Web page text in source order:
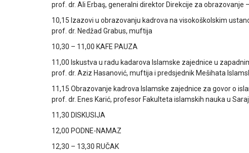
prof. dr. Ali Erbaş, generalni direktor Direkcije za obrazovanje
10,15 Izazovi u obrazovanju kadrova na visokoškolskim
prof. dr. Nedžad Grabus, muftija
10,30 – 11,00 KAFE PAUZA
11,00 Iskustva u radu kadarova Islamske zajednice u
prof. dr. Aziz Hasanović, muftija i predsjednik Mešihata
11,15 Obrazovanje kadrova Islamske zajednice za govor o
prof. dr. Enes Karić, profesor Fakulteta islamskih nauka u
11,30 DISKUSIJA
12,00 PODNE-NAMAZ
12,30 – 13,30 RUČAK